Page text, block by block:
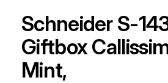
Schneider S-
Giftbox
Mint,